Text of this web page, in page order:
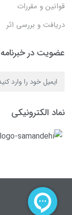
قوانین و مقررات
دریافت و بررسی اثر
عضویت در خبرنامه
نماد الکترونیکی